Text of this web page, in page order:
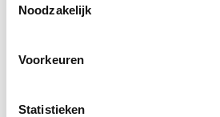
Noodzakelijk
Voorkeuren
Statistieken